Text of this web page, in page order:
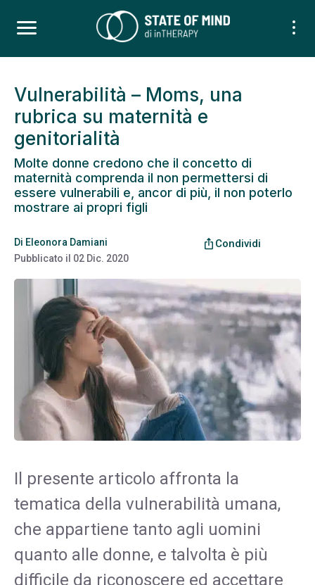
Vulnerabilità – Moms, una
rubrica su maternità e
genitorialità
Molte donne credono che il concetto di
maternità comprenda il non permettersi di
essere vulnerabili e, ancor di più, il non poterlo
mostrare ai propri figli
Di Eleonora Damiani
Pubblicato il 02 Dic. 2020
ios_share Condividi
Il presente articolo affronta la
tematica della vulnerabilità umana,
che appartiene tanto agli uomini
quanto alle donne, e talvolta è più
difficile da riconoscere ed accettare